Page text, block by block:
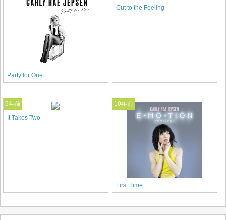
Party for One
Cut to the Feeling
9年前
It Takes Two
10年前
First Time